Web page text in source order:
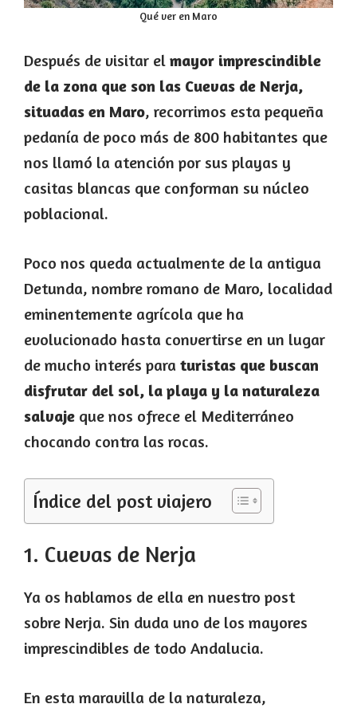
Qué ver en Maro
Después de visitar el mayor imprescindible
de la zona que son las Cuevas de Nerja,
situadas en Maro, recorrimos esta pequeña
pedanía de poco más de 800 habitantes que
nos llamó la atención por sus playas y
casitas blancas que conforman su núcleo
poblacional.
Poco nos queda actualmente de la antigua
Detunda, nombre romano de Maro, localidad
eminentemente agrícola que ha
evolucionado hasta convertirse en un lugar
de mucho interés para turistas que buscan
disfrutar del sol, la playa y la naturaleza
salvaje que nos ofrece el Mediterráneo
chocando contra las rocas.
Índice del post viajero
1. Cuevas de Nerja
Ya os hablamos de ella en nuestro post
sobre Nerja. Sin duda uno de los mayores
imprescindibles de todo Andalucia.
En esta maravilla de la naturaleza,